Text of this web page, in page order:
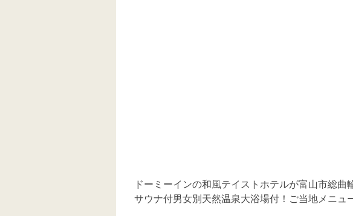
ドーミーインの和風テイストホテルが富山市総曲
サウナ付男女別天然温泉大浴場付！ご当地メニュ